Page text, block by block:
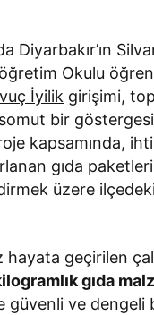
Diyarbakır’ın
Okulu
İyilik girişimi,
somut bir
kapsamında,
gıda
üzere
hayata geçirilen
gıda
güvenli ve dengeli